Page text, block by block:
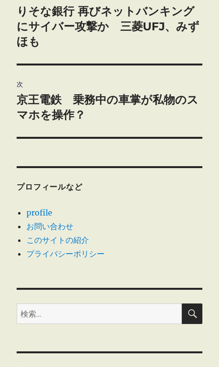
稿
ナ
ビ
ゲ
ー
シ
前
の
投
りそな銀行 再びネットバンキング
にサイバー攻撃か 三菱UFJ、みず
ほも
次
次
の
稿:
京王電鉄 乗務中の車掌が私物のス
マホを操作？
プロフィールなど
profile
お問い合わせ
このサイトの紹介
プライバシーポリシー
検
索:
検